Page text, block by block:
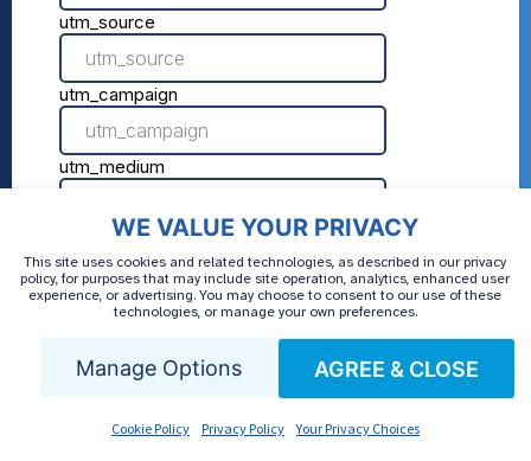
WE VALUE YOUR PRIVACY
This site uses cookies and related technologies, as described in our privacy
policy, for purposes that may include site operation, analytics, enhanced user
experience, or advertising. You may choose to consent to our use of these
technologies, or manage your own preferences.
Manage Options AGREE & CLOSE
Cookie Policy Privacy Policy Your Privacy Choices
Bằng cách gửi, bạn đồng ý với
sách bảo mật , VàThông báo về Thực hành